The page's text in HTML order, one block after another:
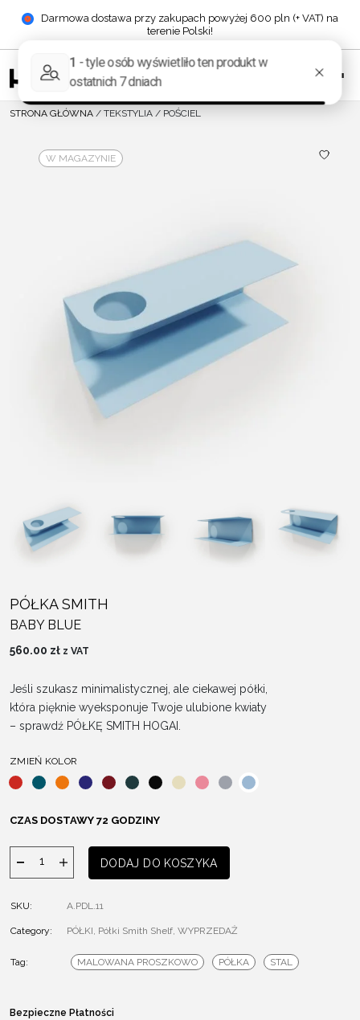
Darmowa dostawa przy zakupach powyżej 600 pln (+ VAT) na
terenie Polski!
STRONA GŁÓWNA / TEKSTYLIA / POŚCIEL
W MAGAZYNIE
PÓŁKA SMITH
BABY BLUE
560.00 zł z VAT
Jeśli szukasz minimalistycznej, ale ciekawej półki,
która pięknie wyeksponuje Twoje ulubione kwiaty
– sprawdź PÓŁKĘ SMITH HOGAI.
ZMIEŃ KOLOR
CZAS DOSTAWY 72 GODZINY
ilość
Półka
DODAJ DO KOSZYKA
SKU: A.PDL.11
Category: PÓŁKI, Półki Smith Shelf, WYPRZEDAŻ
Tag: MALOWANA PROSZKOWO PÓŁKA STAL
Bezpieczne Płatności